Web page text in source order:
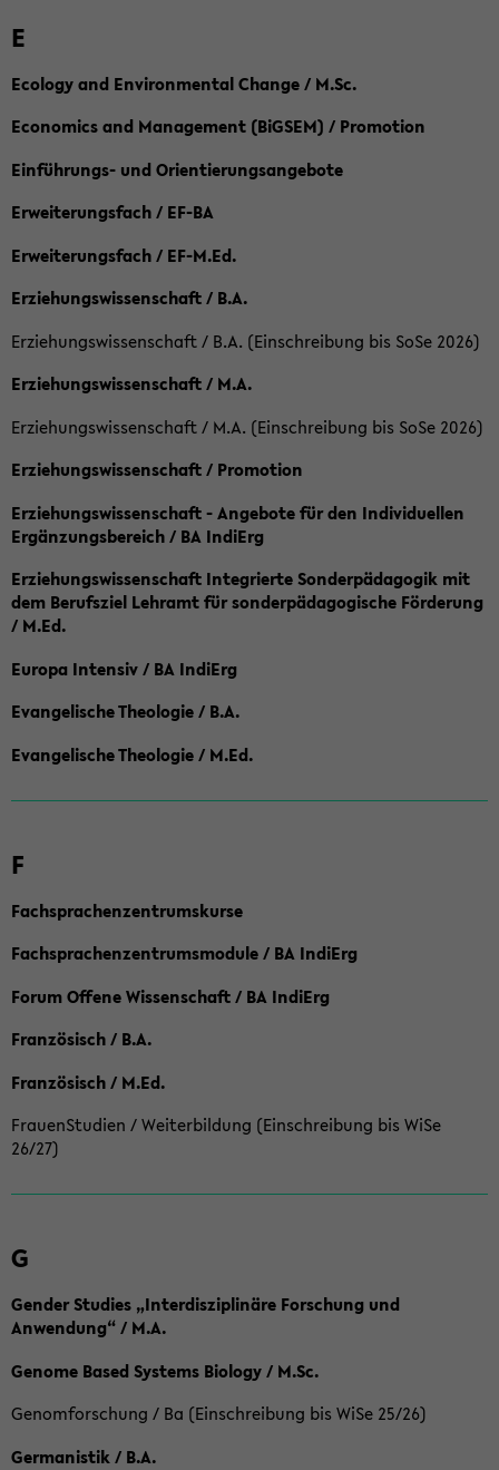
E
Ecology and Environmental Change / M.Sc.
Economics and Management (BiGSEM) / Promotion
Einführungs- und Orientierungsangebote
Erweiterungsfach / EF-BA
Erweiterungsfach / EF-M.Ed.
Erziehungswissenschaft / B.A.
Erziehungswissenschaft / B.A. (Einschreibung bis SoSe 2026)
Erziehungswissenschaft / M.A.
Erziehungswissenschaft / M.A. (Einschreibung bis SoSe 2026)
Erziehungswissenschaft / Promotion
Erziehungswissenschaft - Angebote für den Individuellen
Ergänzungsbereich / BA IndiErg
Erziehungswissenschaft Integrierte Sonderpädagogik mit
dem Berufsziel Lehramt für sonderpädagogische Förderung
/ M.Ed.
Europa Intensiv / BA IndiErg
Evangelische Theologie / B.A.
Evangelische Theologie / M.Ed.
F
Fachsprachenzentrumskurse
Fachsprachenzentrumsmodule / BA IndiErg
Forum Offene Wissenschaft / BA IndiErg
Französisch / B.A.
Französisch / M.Ed.
FrauenStudien / Weiterbildung (Einschreibung bis WiSe
26/27)
G
Gender Studies „Interdisziplinäre Forschung und
Anwendung“ / M.A.
Genome Based Systems Biology / M.Sc.
Genomforschung / Ba (Einschreibung bis WiSe 25/26)
Germanistik / B.A.